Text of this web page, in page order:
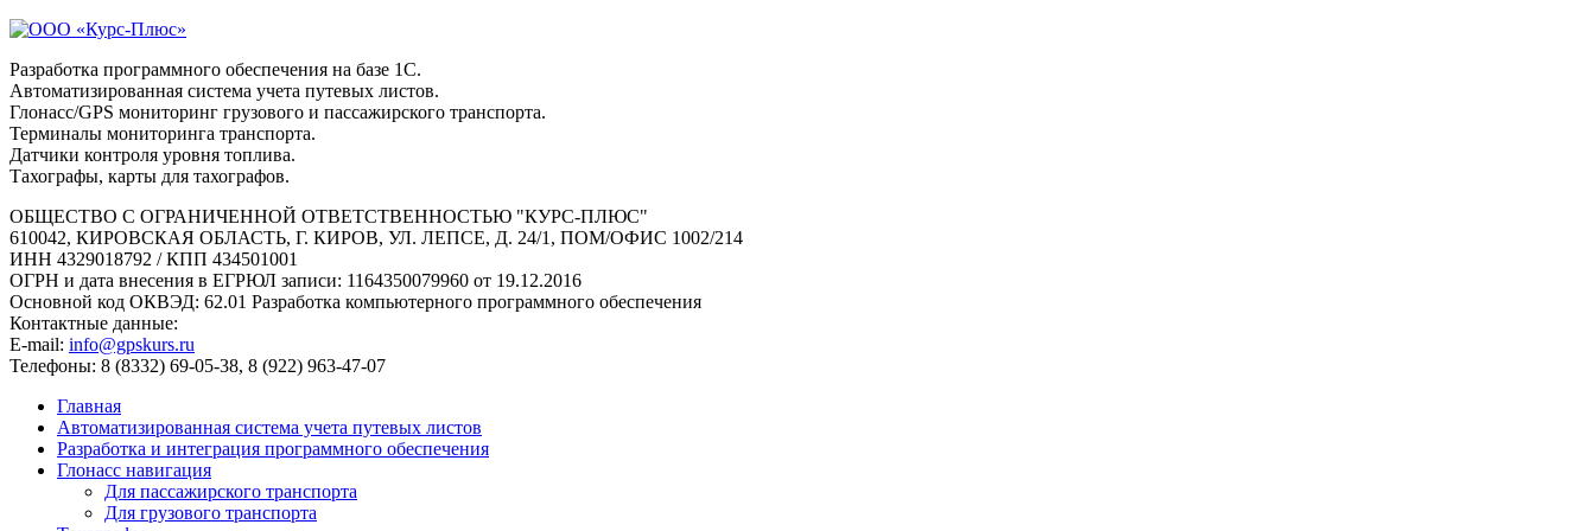
Разработка программного обеспечения на базе 1С.
Автоматизированная система учета путевых листов.
Глонасс/GPS мониторинг грузового и пассажирского транспорта.
Терминалы мониторинга транспорта.
Датчики контроля уровня топлива.
Тахографы, карты для тахографов.
ОБЩЕСТВО С ОГРАНИЧЕННОЙ ОТВЕТСТВЕННОСТЬЮ "КУРС-ПЛЮС"
610042, КИРОВСКАЯ ОБЛАСТЬ, Г. КИРОВ, УЛ. ЛЕПСЕ, Д. 24/1, ПОМ/ОФИС 1002/214
ИНН 4329018792 / КПП 434501001
ОГРН и дата внесения в ЕГРЮЛ записи: 1164350079960 от 19.12.2016
Основной код ОКВЭД: 62.01 Разработка компьютерного программного обеспечения
Контактные данные:
E-mail: info@gpskurs.ru
Телефоны: 8 (8332) 69-05-38, 8 (922) 963-47-07
Главная
Автоматизированная система учета путевых листов
Разработка и интеграция программного обеспечения
Глонасс навигация
Для пассажирского транспорта
Для грузового транспорта